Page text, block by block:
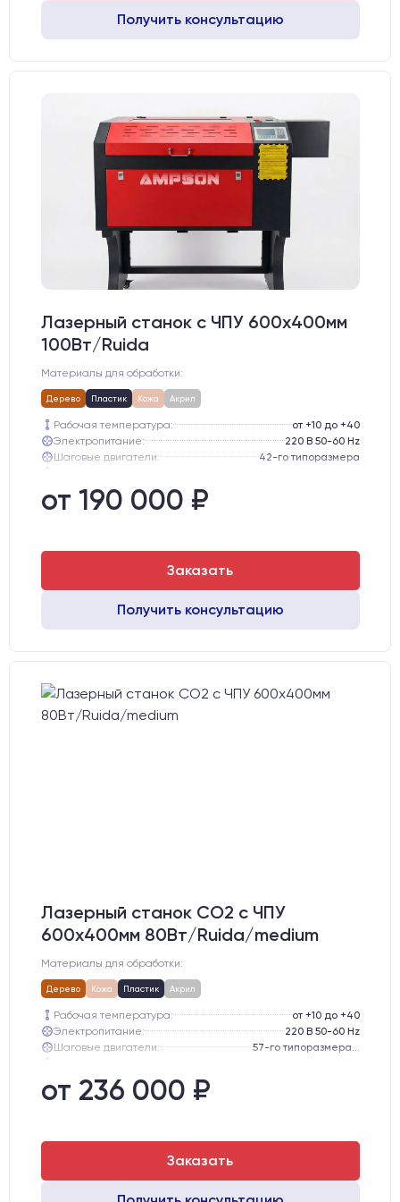
Получить консультацию
Лазерный станок c ЧПУ 600х400мм
100Вт/Ruida
Материалы для обработки:
Дерево Пластик Кожа Акрил
Рабочая температура:
от +10 до +40
Электропитание:
220 В 50-60 Hz
Шаговые двигатели:
42-го типоразмера
Направляющие оси Y:
Направляющие оси Х:
от 190 000 ₽
Заказать
Получить консультацию
Лазерный станок CO2 c ЧПУ
600х400мм 80Вт/Ruida/medium
Материалы для обработки:
Дерево Кожа Пластик Акрил
Рабочая температура:
от +10 до +40
Электропитание:
220 В 50-60 Hz
Шаговые двигатели:
Направляющие оси Y:
Направляющие оси Х:
от 236 000 ₽
Заказать